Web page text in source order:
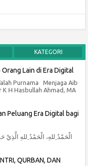
KATEGORI
Lain di Era Digital
Purnama Menjaga Aib
H Hasbullah Ahmad, MA
Peluang Era Digital bagi
QURBAN, DAN